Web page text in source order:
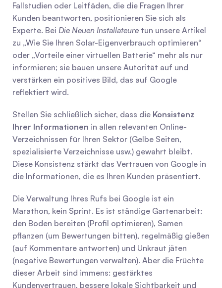
Fallstudien oder Leitfäden, die die Fragen Ihrer
Kunden beantworten, positionieren Sie sich als
Experte. Bei Die Neuen Installateure tun unsere Artikel
zu „Wie Sie Ihren Solar-Eigenverbrauch optimieren“
oder „Vorteile einer virtuellen Batterie“ mehr als nur
informieren; sie bauen unsere Autorität auf und
verstärken ein positives Bild, das auf Google
reflektiert wird.
Stellen Sie schließlich sicher, dass die Konsistenz
Ihrer Informationen in allen relevanten Online-
Verzeichnissen für Ihren Sektor (Gelbe Seiten,
spezialisierte Verzeichnisse usw.) gewahrt bleibt.
Diese Konsistenz stärkt das Vertrauen von Google in
die Informationen, die es Ihren Kunden präsentiert.
Die Verwaltung Ihres Rufs bei Google ist ein
Marathon, kein Sprint. Es ist ständige Gartenarbeit:
den Boden bereiten (Profil optimieren), Samen
pflanzen (um Bewertungen bitten), regelmäßig gießen
(auf Kommentare antworten) und Unkraut jäten
(negative Bewertungen verwalten). Aber die Früchte
dieser Arbeit sind immens: gestärktes
Kundenvertrauen, bessere lokale Sichtbarkeit und